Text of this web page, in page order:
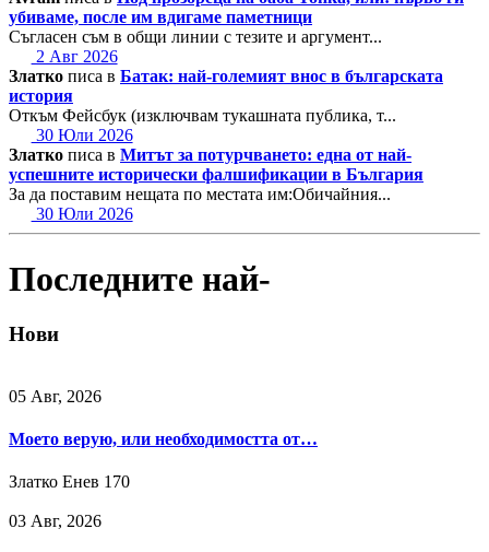
убиваме, после им вдигаме паметници
Съгласен съм в общи линии с тезите и аргумент...
2 Авг 2026
Златко писа в Батак: най-големият внос в българската
история
Откъм Фейсбук (изключвам тукашната публика, т...
30 Юли 2026
Златко писа в Митът за потурчването: една от най-
успешните исторически фалшификации в България
За да поставим нещата по местата им:Обичайния...
30 Юли 2026
Последните най-
Нови
05 Авг, 2026
Моето верую, или необходимостта от…
Златко Енев 170
03 Авг, 2026